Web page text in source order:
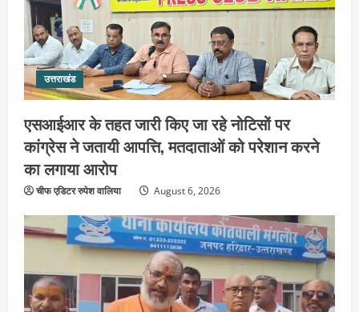
उत्तराखंड
एसआईआर के तहत जारी किए जा रहे नोटिसों पर
कांग्रेस ने जतायी आपत्ति, मतदाताओं को परेशान करने
का लगाया आरोप
चीफ एडिटर रुपेश वालिया August 6, 2026
2
उत्तराखंड
एसआईआर के तहत जारी किए जा रहे नोटिसों
पर कांग्रेस ने जतायी आपत्ति, मतदाताओं को
परेशान करने का लगाया आरोप
August 6, 2026
3
उत्तराखंड
महंत यति रामस्वरूप आनंद गिरि को लेकर पूरे
दिन चला हाई वोल्टेज ड्रामा, चौकी से अपने
August 5, 2026
4
उत्तराखंड
जिला जेल में गूंजा मां गंगा का महिमा गान,
संगीतमय कथा से कैदियों को मिला आध्यात्मिक
संदेश
August 5, 2026